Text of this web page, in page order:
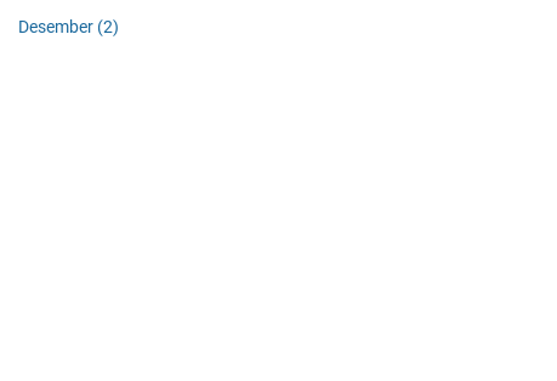
Desember (2)